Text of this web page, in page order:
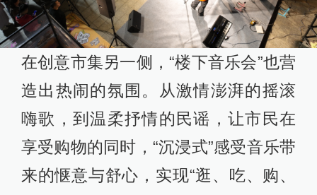
在创意市集另一侧，“楼下音乐会”也营
造出热闹的氛围。从激情澎湃的摇滚
嗨歌，到温柔抒情的民谣，让市民在
享受购物的同时，“沉浸式”感受音乐带
来的惬意与舒心，实现“逛、吃、购、